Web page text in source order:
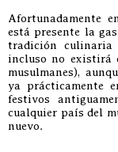
Afortunadamente
está presente la
tradición culinaria
incluso no existirá
musulmanes),
ya prácticamente
festivos
cualquier país del
nuevo.